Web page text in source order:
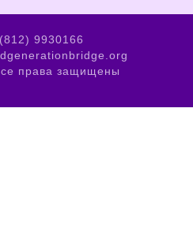
9930166
права защищены